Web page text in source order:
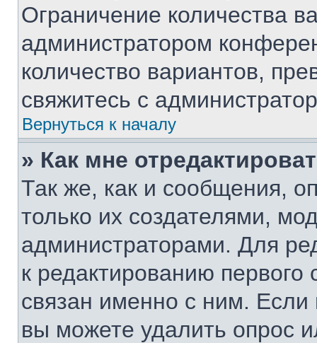
Ограничение количества
администратором
количество вариантов,
свяжитесь с
Вернуться к началу
» Как мне
Так же, как и сообщения,
только их создателями,
администраторами. Для
к редактированию
связан именно с ним. Если
вы можете удалить опрос